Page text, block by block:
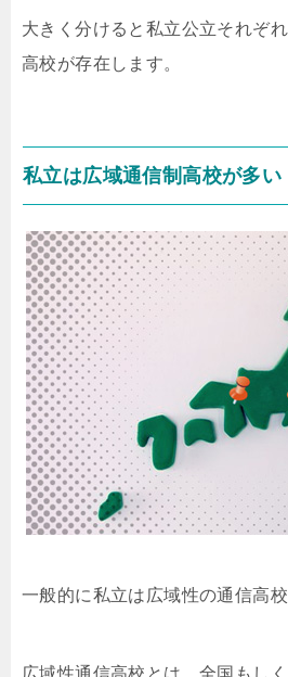
大きく分けると私立公立それぞ
高校が存在します。
私立は広域通信制高校が多い
一般的に私立は広域性の通信高校